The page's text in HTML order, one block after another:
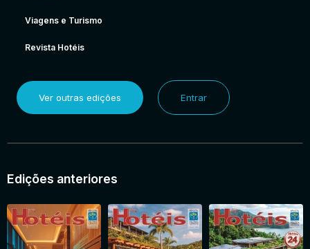
Viagens e Turismo
Revista Hotéis
Ver outras edições Entrar
Edições anteriores